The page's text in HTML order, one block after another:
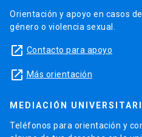
Orientación y apoyo en casos
género o violencia sexual.
launch Contacto para apoyo
launch Más orientación
MEDIACIÓN
Teléfonos para orientación y